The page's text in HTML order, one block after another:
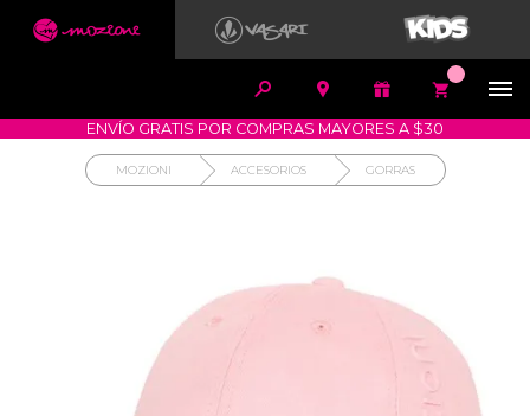


   
1700-VASARI (827274) MIS PEDIDOS
COMO COMPRAR DEVOLUCIÓN SIN COSTO
ENVÍO GRATIS POR COMPRAS MAYORES A $30
MOZIONI ACCESORIOS GORRAS